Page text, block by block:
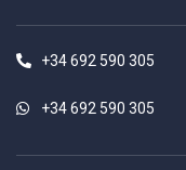
+34 692 590 305
+34 692 590 305